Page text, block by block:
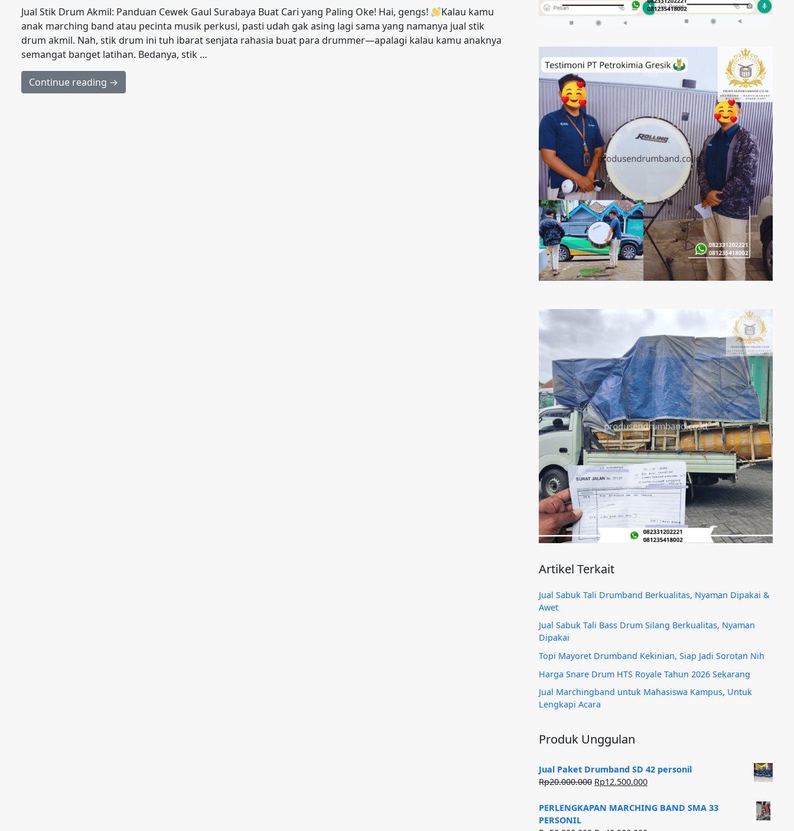
Jual Stik Drum Akmil: Panduan Cewek Gaul Surabaya Buat Cari yang Paling Oke! Hai, gengs!
Kalau kamu
anak marching band atau pecinta musik perkusi, pasti udah gak asing lagi sama yang namanya jual stik
drum akmil. Nah, stik drum ini tuh ibarat senjata rahasia buat para drummer—apalagi kalau kamu anaknya
semangat banget latihan. Bedanya, stik …
Continue reading →
Artikel Terkait
Jual Sabuk Tali Drumband Berkualitas, Nyaman Dipakai &
Awet
Jual Sabuk Tali Bass Drum Silang Berkualitas, Nyaman
Dipakai
Topi Mayoret Drumband Kekinian, Siap Jadi Sorotan Nih
Harga Snare Drum HTS Royale Tahun 2026 Sekarang
Jual Marchingband untuk Mahasiswa Kampus, Untuk
Lengkapi Acara
Produk Unggulan
Jual Paket Drumband SD 42 personil
Rp20.000.000 Harga
adalah:
Rp12.500.000Harga
ini
PERLENGKAPAN MARCHING BAND SMA 33
PERSONIL